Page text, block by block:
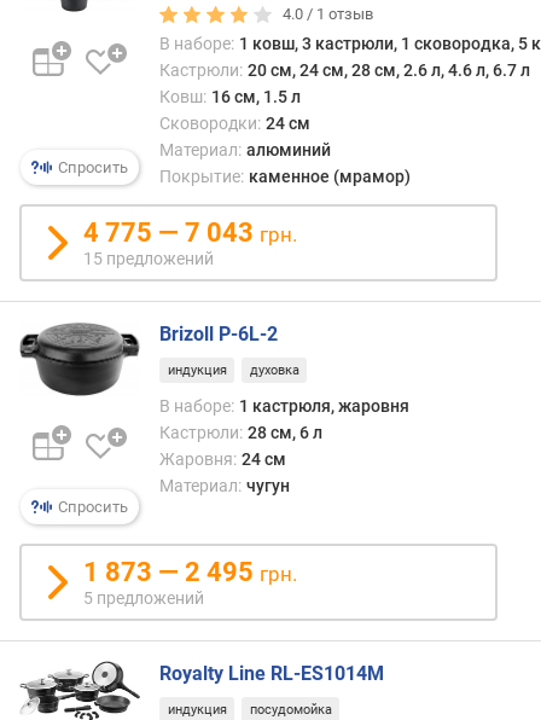
п
о
п
р
н
с
о
т
д
ш
ы
х
к
д
о
р
о
г
Спросить
4.0 / 1 отзыв
В наборе: 1 ковш, 3 кастрюли, 1 сковородка, 5
Кастрюли: 20 см, 24 см, 28 см, 2.6 л, 4.6 л, 6.7 л
Ковш: 16 см, 1.5 л
Сковородки: 24 см
Материал: алюминий
Покрытие: каменное (мрамор)
4 775 — 7 043 грн.
15 предложений
Спросить
Brizoll P-6L-2
индукция духовка
В наборе: 1 кастрюля, жаровня
Кастрюли: 28 см, 6 л
Жаровня: 24 см
Материал: чугун
1 873 — 2 495 грн.
5 предложений
Royalty Line RL-ES1014M
индукция посудомойка